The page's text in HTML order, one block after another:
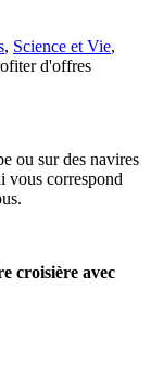
, Science et Vie,
d'offres
ou sur des navires
vous correspond
croisière avec